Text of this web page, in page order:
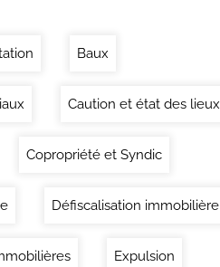
Baux
Caution et état des lieux
Copropriété et Syndic
Défiscalisation immobilière
Expulsion